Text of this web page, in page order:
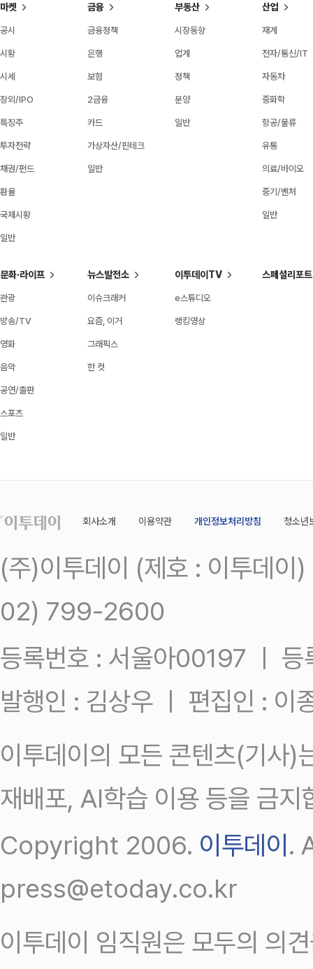
마켓
공시
시황
시세
장외/IPO
특징주
투자전략
채권/펀드
환율
국제시황
일반
금융
금융정책
은행
보험
2금융
카드
가상자산/핀테크
일반
부동산
시장동향
업계
정책
분양
일반
산업
재계
전자/통신/IT
자동차
중화학
항공/물류
유통
의료/바이오
중기/벤처
일반
문화·라이프
관광
방송/TV
영화
음악
공연/출판
스포츠
일반
뉴스발전소
이슈크래커
요즘, 이거
그래픽스
한 컷
이투데이TV
e스튜디오
랭킹영상
스페셜리포트
회사소개 이용약관 개인정보처리방침 청소년
(주)이투데이 (제호 : 이투데
02) 799-2600
등록번호 : 서울아00197 ㅣ
발행인 : 김상우 ㅣ 편집인 : 이
이투데이의 모든 콘텐츠(기사)
재배포, AI학습 이용 등을 금지
Copyright 2006. 이투데이 .
press@etoday.co.kr
이투데이 임직원은 모두의 의